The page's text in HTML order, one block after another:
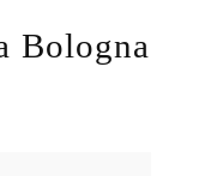
Bologna